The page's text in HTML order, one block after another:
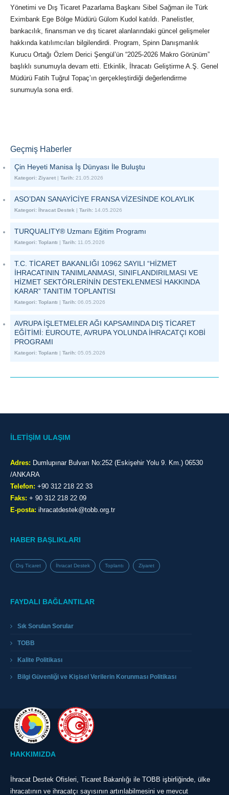
Yönetimi ve Dış Ticaret Pazarlama Başkanı Sibel Sağman ile Türk
Eximbank Ege Bölge Müdürü Gülom Kudol katıldı. Panelistler,
bankacılık, finansman ve dış ticaret alanlarındaki güncel gelişmeler
hakkında katılımcıları bilgilendirdi. Program, Spinn Danışmanlık
Kurucu Ortağı Özlem Derici Şengül’ün “2025-2026 Makro Görünüm”
başlıklı sunumuyla devam etti. Etkinlik, İhracatı Geliştirme A.Ş. Genel
Müdürü Fatih Tuğrul Topaç’ın gerçekleştirdiği değerlendirme
sunumuyla sona erdi.
Geçmiş Haberler
Çin Heyeti Manisa İş Dünyası İle Buluştu
Kategori: Ziyaret | Tarih: 21.05.2026
ASO’DAN SANAYİCİYE FRANSA VİZESİNDE KOLAYLIK
Kategori: İhracat Destek | Tarih: 14.05.2026
TURQUALITY® Uzmanı Eğitim Programı
Kategori: Toplantı | Tarih: 11.05.2026
T.C. TİCARET BAKANLIĞI 10962 SAYILI “HİZMET
İHRACATININ TANIMLANMASI, SINIFLANDIRILMASI VE
HİZMET SEKTÖRLERİNİN DESTEKLENMESİ HAKKINDA
KARAR” TANITIM TOPLANTISI
Kategori: Toplantı | Tarih: 06.05.2026
AVRUPA İŞLETMELER AĞI KAPSAMINDA DIŞ TİCARET
EĞİTİMİ: EUROUTE, AVRUPA YOLUNDA İHRACATÇI KOBİ
PROGRAMI
Kategori: Toplantı | Tarih: 05.05.2026
İLETİŞİM ULAŞIM
Adres: Dumlupınar Bulvarı No:252 (Eskişehir Yolu 9. Km.) 06530
/ANKARA
Telefon: +90 312 218 22 33
Faks: + 90 312 218 22 09
E-posta: ihracatdestek@tobb.org.tr
HABER BAŞLIKLARI
Dış Ticaret İhracat Destek Toplantı Ziyaret
FAYDALI BAĞLANTILAR
Sık Sorulan Sorular
TOBB
Kalite Politikası
Bilgi Güvenliği ve Kişisel Verilerin Korunması Politikası
HAKKIMIZDA
İhracat Destek Ofisleri, Ticaret Bakanlığı ile TOBB işbirliğinde, ülke
ihracatının ve ihracatçı sayısının artırılabilmesini ve mevcut